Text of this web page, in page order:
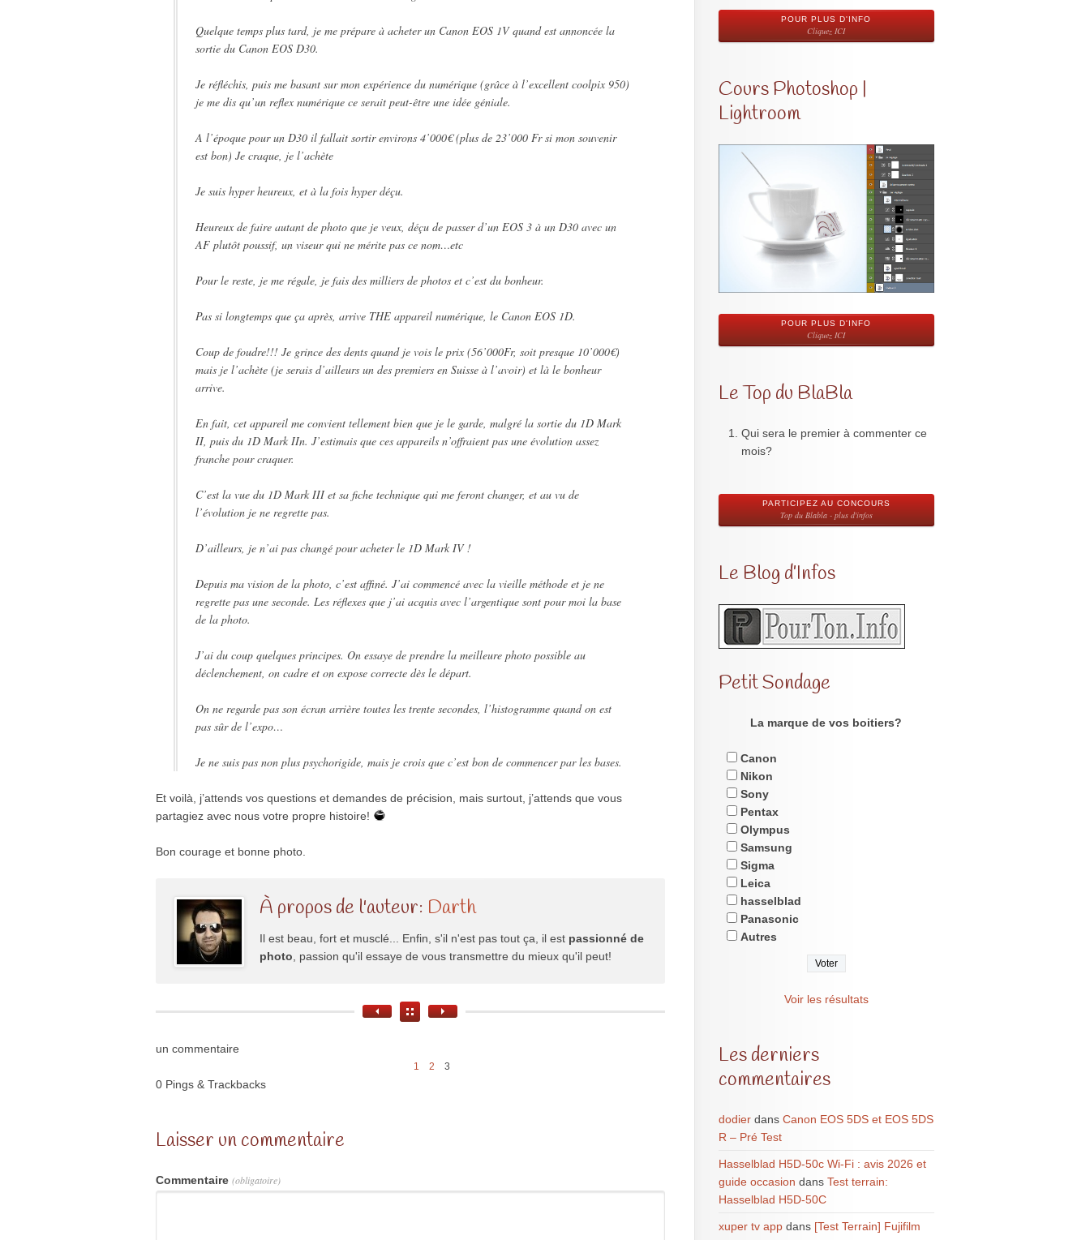
Quelque temps plus tard, je me prépare à acheter un Canon EOS 1V quand est annoncée la
sortie du Canon EOS D30.
Je réfléchis, puis me basant sur mon expérience du numérique (grâce à l’excellent coolpix 950)
je me dis qu’un reflex numérique ce serait peut-être une idée géniale.
A l’époque pour un D30 il fallait sortir environs 4’000€ (plus de 23’000 Fr si mon souvenir
est bon) Je craque, je l’achète
Je suis hyper heureux, et à la fois hyper déçu.
Heureux de faire autant de photo que je veux, déçu de passer d’un EOS 3 à un D30 avec un
AF plutôt poussif, un viseur qui ne mérite pas ce nom…etc
Pour le reste, je me régale, je fais des milliers de photos et c’est du bonheur.
Pas si longtemps que ça après, arrive THE appareil numérique, le Canon EOS 1D.
Coup de foudre!!! Je grince des dents quand je vois le prix (56’000Fr, soit presque 10’000€)
mais je l’achète (je serais d’ailleurs un des premiers en Suisse à l’avoir) et là le bonheur
arrive.
En fait, cet appareil me convient tellement bien que je le garde, malgré la sortie du 1D Mark
II, puis du 1D Mark IIn. J’estimais que ces appareils n’offraient pas une évolution assez
franche pour craquer.
C’est la vue du 1D Mark III et sa fiche technique qui me feront changer, et au vu de
l’évolution je ne regrette pas.
D’ailleurs, je n’ai pas changé pour acheter le 1D Mark IV !
Depuis ma vision de la photo, c’est affiné. J’ai commencé avec la vieille méthode et je ne
regrette pas une seconde. Les réflexes que j’ai acquis avec l’argentique sont pour moi la base
de la photo.
J’ai du coup quelques principes. On essaye de prendre la meilleure photo possible au
déclenchement, on cadre et on expose correcte dès le départ.
On ne regarde pas son écran arrière toutes les trente secondes, l’histogramme quand on est
pas sûr de l’expo…
Je ne suis pas non plus psychorigide, mais je crois que c’est bon de commencer par les bases.
Et voilà, j’attends vos questions et demandes de précision, mais surtout, j’attends que vous
partagiez avec nous votre propre histoire!
Bon courage et bonne photo.
À propos de l'auteur: Darth
Il est beau, fort et musclé... Enfin, s'il n'est pas tout ça, il est passionné de
photo , passion qu'il essaye de vous transmettre du mieux qu'il peut!
un commentaire
1 2 3
0 Pings & Trackbacks
Laisser un commentaire
Commentaire (obligatoire)
POUR PLUS D'INFO
Cliquez ICI
Cours Photoshop |
Lightroom
POUR PLUS D'INFO
Cliquez ICI
Le Top du BlaBla
Qui sera le premier à commenter ce
mois?
PARTICIPEZ AU CONCOURS
Top du Blabla - plus d'infos
Le Blog d’Infos
Petit Sondage
La marque de vos boitiers?
Canon
Nikon
Sony
Pentax
Olympus
Samsung
Sigma
Leica
hasselblad
Panasonic
Autres
Voir les résultats
Les derniers
commentaires
dodierdans Canon EOS 5DS et EOS 5DS
R – Pré Test
Hasselblad H5D-50c Wi-Fi : avis 2026 et
guide occasion dans Test terrain:
Hasselblad H5D-50C
xuper tv appdans [Test Terrain] Fujifilm